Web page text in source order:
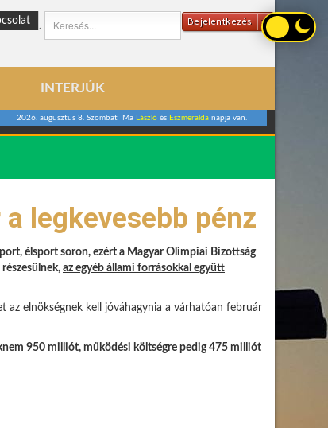
Bejelentkezés
INTERJÚK
2026. augusztus 8. Szombat Ma Lászlóés Eszmeraldanapja van.
legkevesebb pénz
élsport soron, ezért a Magyar Olimpiai Bizottság
az egyéb állami forrásokkal együtt
az elnökségnek kell jóváhagynia a várhatóan február
950 milliót, működési költségre pedig 475 milliót